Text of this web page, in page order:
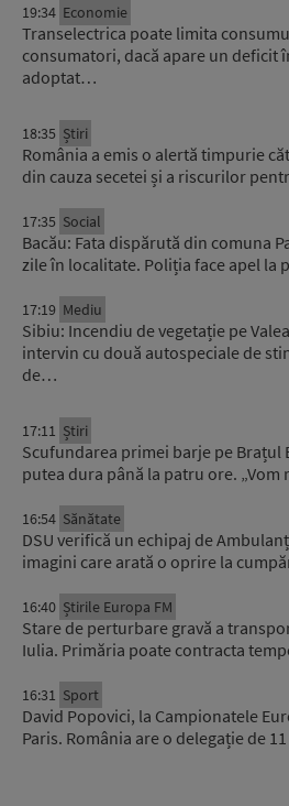
19:34 Economie
Transelectrica poate limita
consumatori, dacă apare un deficit
adoptat…
18:35 Știri
România a emis o alertă timpurie
din cauza secetei și a riscurilor
17:35 Social
Bacău: Fata dispărută din comuna
zile în localitate. Poliția face apel
17:19 Mediu
Sibiu: Incendiu de vegetație pe
intervin cu două autospeciale de
de…
17:11 Știri
Scufundarea primei barje pe Brațul
putea dura până la patru ore.
16:54 Sănătate
DSU verifică un echipaj de
imagini care arată o oprire la
16:40 Știrile Europa FM
Stare de perturbare gravă a
Iulia. Primăria poate contracta
16:31 Sport
David Popovici, la Campionatele
Paris. România are o delegație de